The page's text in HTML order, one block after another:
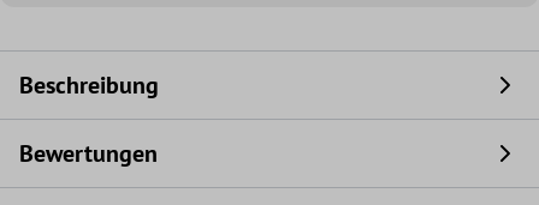
Beschreibung
Bewertungen